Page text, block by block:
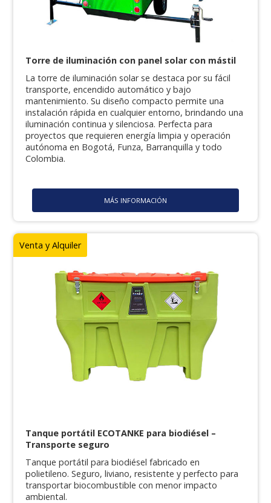
Torre de iluminación con panel solar con mástil
La torre de iluminación solar se destaca por su fácil
transporte, encendido automático y bajo
mantenimiento. Su diseño compacto permite una
instalación rápida en cualquier entorno, brindando una
iluminación continua y silenciosa. Perfecta para
proyectos que requieren energía limpia y operación
autónoma en Bogotá, Funza, Barranquilla y todo
Colombia.
MÁS INFORMACIÓN
Venta y Alquiler
Tanque portátil ECOTANKE para biodiésel –
Transporte seguro
Tanque portátil para biodiésel fabricado en
polietileno. Seguro, liviano, resistente y perfecto para
transportar biocombustible con menor impacto
ambiental.